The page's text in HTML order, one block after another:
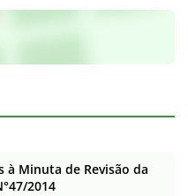
Minuta de Revisão da
2014